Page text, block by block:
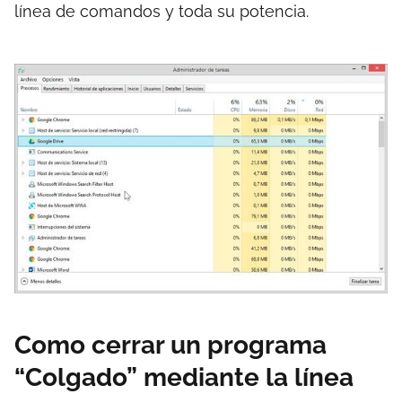
línea de comandos y toda su potencia.
Como cerrar un programa
“Colgado” mediante la línea